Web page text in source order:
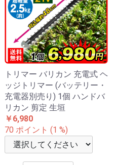
トリマー バリカン 充電式 ヘ
ッジトリマー (バッテリー・
充電器別売り) 1個 ハンドバ
リカン 剪定 生垣
￥6,980
70 ポイント (1 %)